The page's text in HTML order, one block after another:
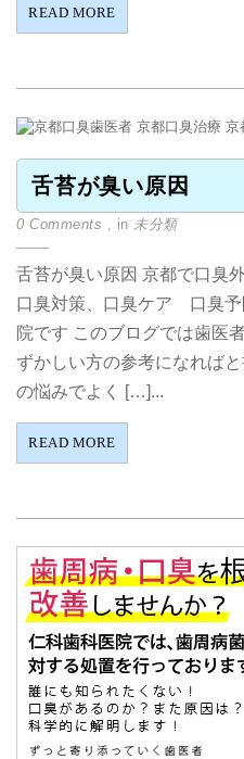
READ MORE
舌苔が臭い原因
0 Comments , in 未分類
舌苔が臭い原因 京都で口臭
口臭対策、口臭ケア 口臭予
院です このブログでは歯医
ずかしい方の参考になれば
の悩みでよく […]...
READ MORE